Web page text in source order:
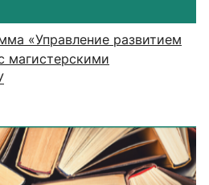
«Управление развитием
магистерскими